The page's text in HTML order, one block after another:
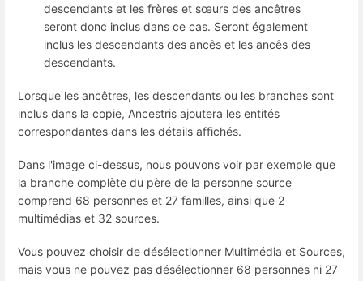
descendants et les frères et sœurs des ancêtres
seront donc inclus dans ce cas. Seront également
inclus les descendants des ancês et les ancês des
descendants.
Lorsque les ancêtres, les descendants ou les branches sont
inclus dans la copie, Ancestris ajoutera les entités
correspondantes dans les détails affichés.
Dans l'image ci-dessus, nous pouvons voir par exemple que
la branche complète du père de la personne source
comprend 68 personnes et 27 familles, ainsi que 2
multimédias et 32 sources.
Vous pouvez choisir de désélectionner Multimédia et Sources,
mais vous ne pouvez pas désélectionner 68 personnes ni 27